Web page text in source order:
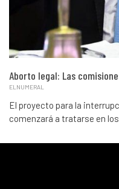
Aborto legal: Las
ELNUMERAL
El proyecto para la
comenzará a tratarse en